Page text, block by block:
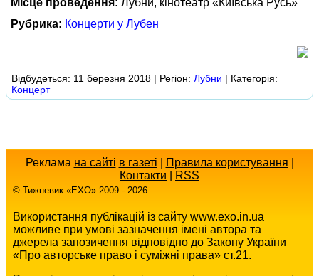
Місце проведення: Лубни, кінотеатр «Київська Русь»
Рубрика: Концерти у Лубен
Відбудеться: 11 березня 2018 | Регіон: Лубни | Категорія:
Концерт
Реклама на сайті в газеті Правила користування
Контакти
RSS
© Тижневик «EХO» 2009 - 2026
Використання публікацій із сайту www.exo.in.ua
можливе при умові зазначення імені автора та
джерела запозичення відповідно до Закону України
«Про авторське право і суміжні права» ст.21.